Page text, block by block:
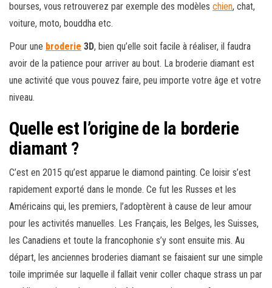
bourses, vous retrouverez par exemple des modèles chien, chat,
voiture, moto, bouddha etc.
Pour une broderie 3D, bien qu’elle soit facile à réaliser, il faudra
avoir de la patience pour arriver au bout. La broderie diamant est
une activité que vous pouvez faire, peu importe votre âge et votre
niveau.
Quelle est l’origine de la borderie
diamant ?
C’est en 2015 qu’est apparue le diamond painting. Ce loisir s’est
rapidement exporté dans le monde. Ce fut les Russes et les
Américains qui, les premiers, l’adoptèrent à cause de leur amour
pour les activités manuelles. Les Français, les Belges, les Suisses,
les Canadiens et toute la francophonie s’y sont ensuite mis. Au
départ, les anciennes broderies diamant se faisaient sur une simple
toile imprimée sur laquelle il fallait venir coller chaque strass un par